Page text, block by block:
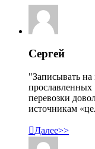
Сергей
"Записывать на
прославленных
перевозки
источникам
Далее>>